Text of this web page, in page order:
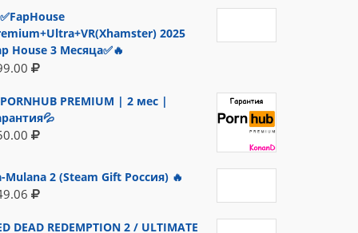
2025
House 3 Месяца✅🔥
PREMIUM | 2 мес |
Mulana 2 (Steam Gift Россия) 🔥
DEAD REDEMPTION 2 / ULTIMATE